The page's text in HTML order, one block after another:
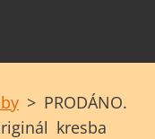
> PRODÁNO.
kresba